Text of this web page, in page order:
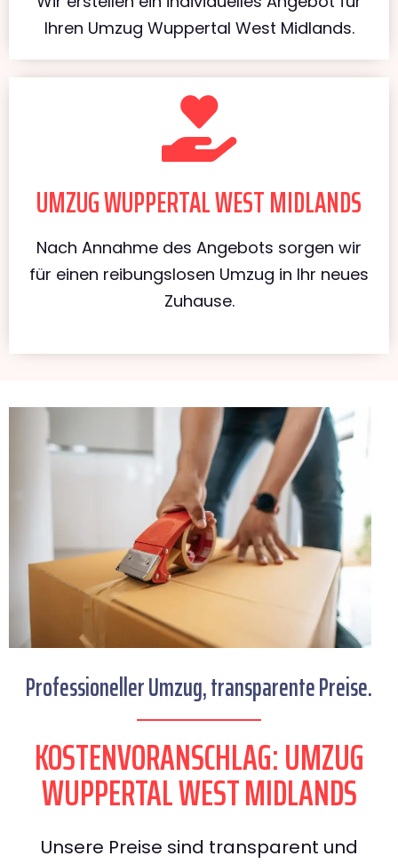
Ihren Umzug Wuppertal West Midlands.
UMZUG WUPPERTAL WEST MIDLANDS
Nach Annahme des Angebots sorgen wir
für einen reibungslosen Umzug in Ihr neues
Zuhause.
Professioneller Umzug, transparente Preise.
KOSTENVORANSCHLAG: UMZUG
WUPPERTAL WEST MIDLANDS
Unsere Preise sind transparent und